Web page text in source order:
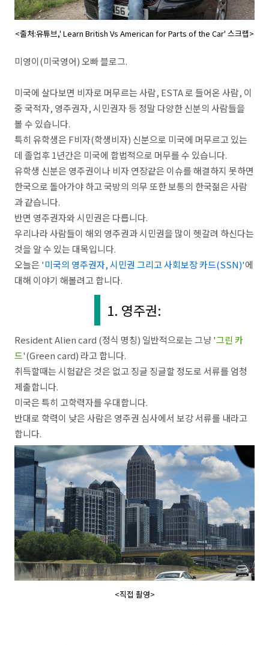
<출처:유튜브,' Learn British Vs American for Parts of the Car' 스크랩>
미영이(미국영어) 오빠 블로그.
미국에 살다보면 비자로 머무르는 사람, ESTA 로 들어온 사람, 이
중 국적자, 영주권자, 시민권자 등 정말 다양한 신분의 사람들을
볼 수 있습니다.
특히 유학생은 F비자(학생비자) 신분으로 미국에 머무르고 있는
데 졸업후 1년간은 미국에 합법적으로 머무를 수 있습니다.
유학생 신분은 영주권이나 비자 연장같은 이슈를 해결하지 못하면
한국으로 돌아가야 하고 국방의 의무 또한 보통의 한국젊은 사람
과 같습니다.
반면 영주권자와 시민권은 다릅니다.
우리나라 사람들이 해외 영주권과 시민권을 많이 헷갈려 하신다는
것을 알 수 있는 대목입니다.
오늘은 '미국의 영주권자, 시민권 그리고 사회보장 카드(SSN)'에
대해 이야기 해볼려고 합니다.
1. 영주권:
Resident Alien card (정식 명칭) 일반적으로는 그냥 '그린 카
드'(Green card) 라고 합니다.
취득할때는 시험같은 것은 없고 징글 징글할 정도로 서류를 엄청
제출합니다.
미국은 특히 고학력자를 우대합니다.
반대로 학력이 낮은 사람은 영주권 심사에서 보강 서류를 내라고
합니다.
<직접 촬영>